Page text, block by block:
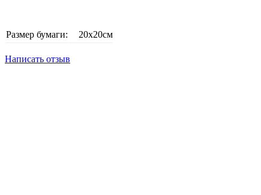
Размер бумаги: 20х20см
Написать отзыв